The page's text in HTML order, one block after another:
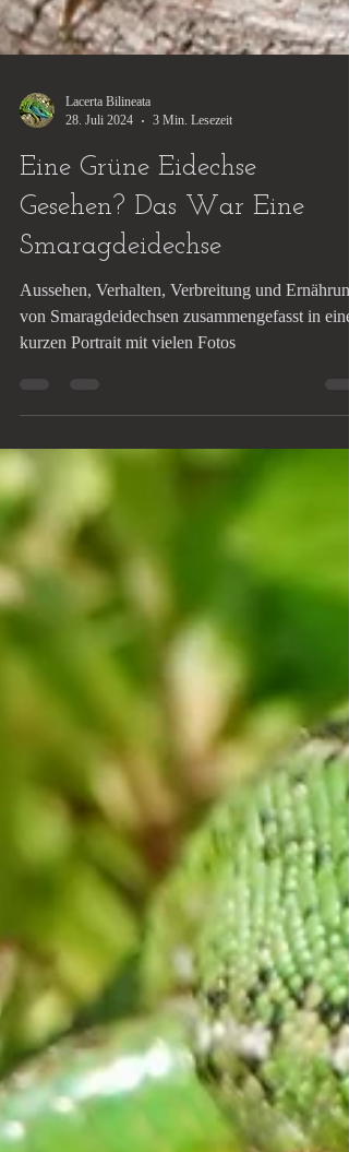
28. Juli 2024
3 Min. Lesezeit
Eine Grüne Eidechse
Gesehen? Das War Eine
Smaragdeidechse
Aussehen, Verhalten, Verbreitung und Ernährung